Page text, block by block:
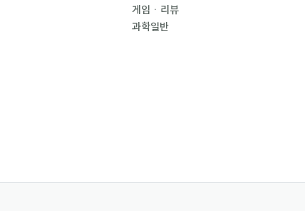
게임ㆍ리뷰
과학일반